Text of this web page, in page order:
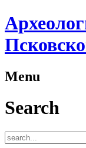
Menu
Search